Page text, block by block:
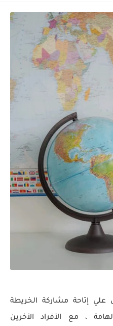
علي إتاحة مشاركة الخريطة
، مع الأفراد الآخرين